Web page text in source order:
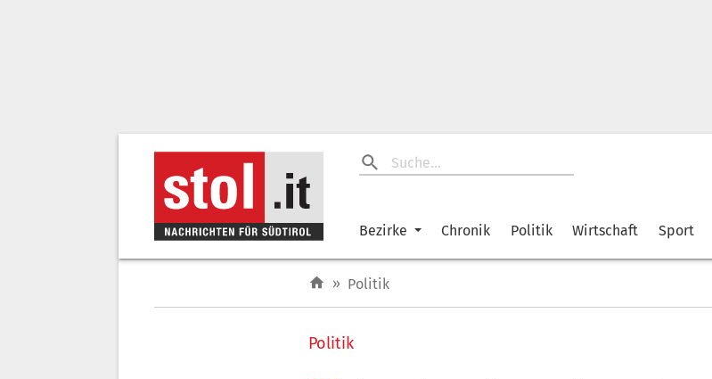
Bezirke Chronik Politik Wirtschaft Sport
» Politik
Politik